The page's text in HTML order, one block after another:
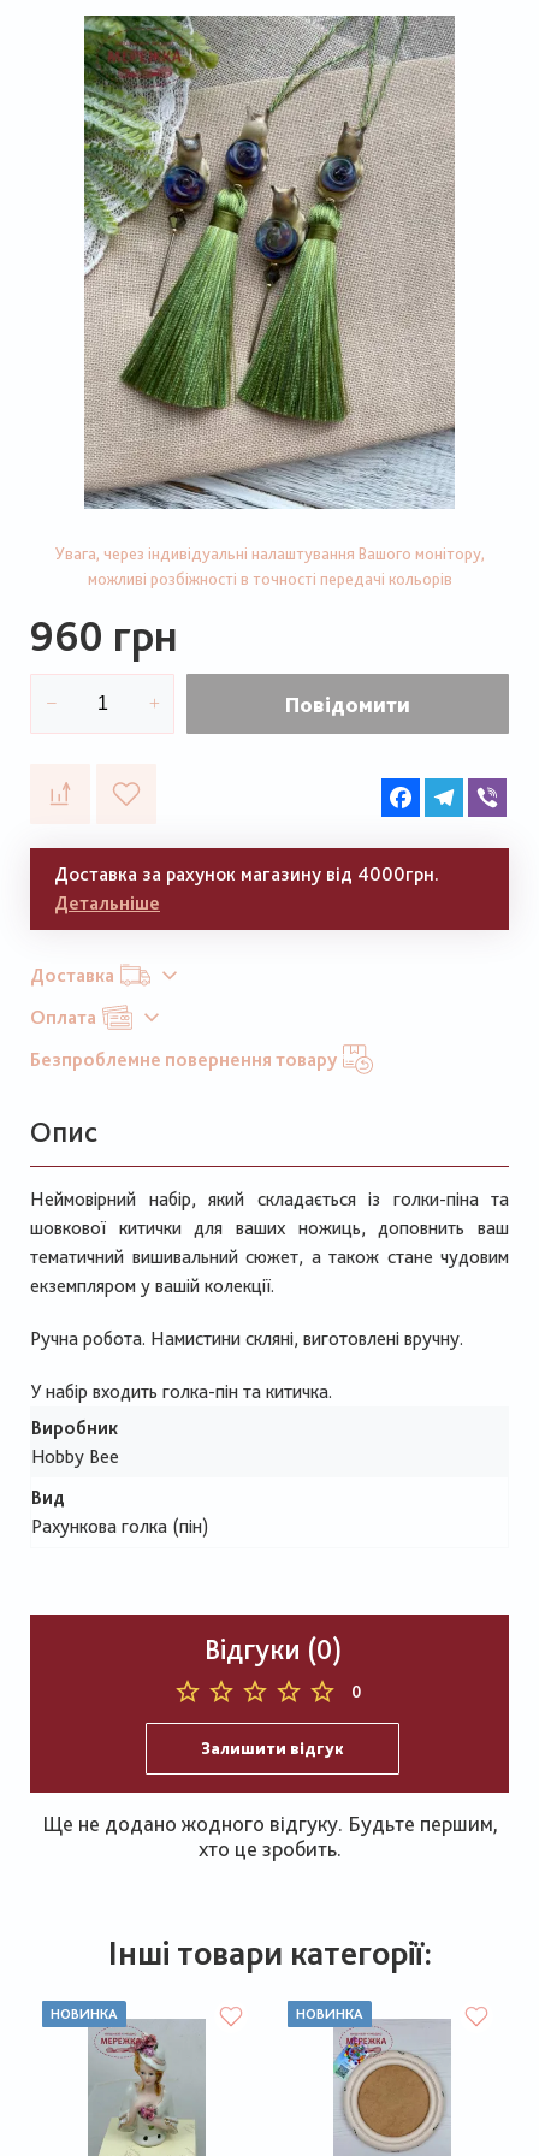
Увага, через індивідуальні налаштування Вашого монітору,
можливі розбіжності в точності передачі кольорів
960 грн
Повідомити
FacebookTelegram
Доставка за рахунок магазину від 4000грн.
Детальніше
Доставка
Оплата
Безпроблемне повернення товару
Опис
Неймовірний набір, який складається із голки-піна та
шовкової китички для ваших ножиць, доповнить ваш
тематичний вишивальний сюжет, а також стане чудовим
екземпляром у вашій колекції.
Ручна робота. Намистини скляні, виготовлені вручну.
У набір входить голка-пін та китичка.
Виробник
Hobby Bee
Вид
Рахункова голка (пін)
Відгуки (0)
0
Залишити відгук
Ще не додано жодного відгуку. Будьте першим,
хто це зробить.
Інші товари категорії:
НОВИНКА НОВИНКА